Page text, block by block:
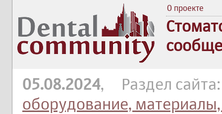
О проекте
05.08.2024, Раздел
оборудование,